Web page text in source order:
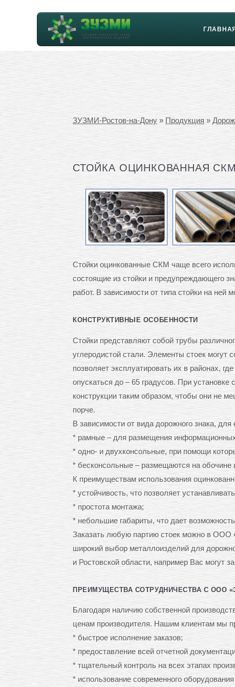
ЗУЗМИ-Ростов-на-Дону » Продукция»
СТОЙКА ОЦИНКОВАННАЯ СКМ
Стойки оцинкованные СКМ чаще всего
состоящие из стойки и предупреждающего
работ. В зависимости от типа стойки на ней
КОНСТРУКТИВНЫЕ ОСОБЕННОСТИ
Стойки представляют собой трубы
углеродистой стали. Элементы стоек могут
позволяет эксплуатировать их в районах,
опускаться до – 65 градусов. При установке
конструкции таким образом, чтобы они не
порче.
В зависимости от вида дорожного знака,
* рамные – для размещения
* одно- и двухконсольные, при помощи
* бесконсольные – размещаются на обочине
К преимуществам использования
* устойчивость, что позволяет
* простота монтажа;
* небольшие габариты, что дает
Заказать любую партию стоек можно в ООО
широкий выбор металлоизделий для
и Ростовской области, например Вас могут
ПРЕИМУЩЕСТВА СОТРУДНИЧЕСТВА С ООО
Благодаря наличию собственной
ценам производителя. Нашим клиентам мы
* быстрое исполнение заказов;
* предоставление всей отчетной
* тщательный контроль на всех этапах
* использование современного